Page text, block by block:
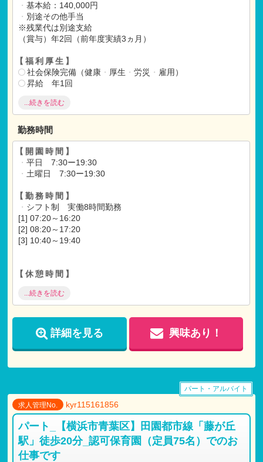
・ 基本給：140,000円
・ 別途その他手当
※残業代は別途支給
（賞与）年2回（前年度実績3ヵ月）
【福利厚生】
社会保険完備（健康・ 厚生 ・ 労災 ・ 雇用）
昇給 年1回
あり）
退職金あり（勤続3年以上の正社員）
医療費補助制度あり
寮あり（単身者用)
【各種手当】
通勤手当(全額支給)
【試用期間】
試用期間 有 3ヶ月間
仕事内容・ 月給共に、正規雇用と同条件
...続きを読む
勤務時間
【開園時間】
・ 平日 7:30ー19:30
・ 土曜日 7:30ー19:30
【勤務時間】
・ シフト制 実働8時間勤務
[1] 07:20～16:20
[2] 08:20～17:20
[3] 10:40～19:40
【休憩時間】
【時間外労働】
・時間外労働あり（月平均10時間）
...続きを読む
詳細を見る 興味あり！
求人管理No. kyr115161856
パート_【横浜市青葉区】田園都市線「藤が丘
駅」徒歩20分_認可保育園（定員75名）でのお
仕事です
パート・アルバイト